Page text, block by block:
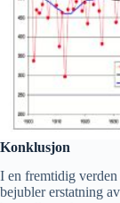
Konklusjon
I en fremtidig verden
bejubler erstatning